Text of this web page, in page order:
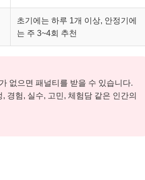
초기에는 하루 1개 이상, 안정기에
는 주 3~4회 추천
없으면 패널티를 받을 수 있습니다.
, 경험, 실수, 고민, 체험담 같은 인간의